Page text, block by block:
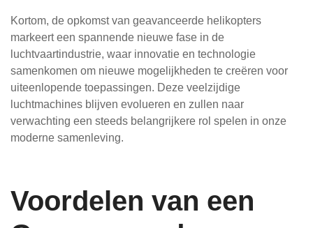
Kortom, de opkomst van geavanceerde helikopters
markeert een spannende nieuwe fase in de
luchtvaartindustrie, waar innovatie en technologie
samenkomen om nieuwe mogelijkheden te creëren voor
uiteenlopende toepassingen. Deze veelzijdige
luchtmachines blijven evolueren en zullen naar
verwachting een steeds belangrijkere rol spelen in onze
moderne samenleving.
Voordelen van een